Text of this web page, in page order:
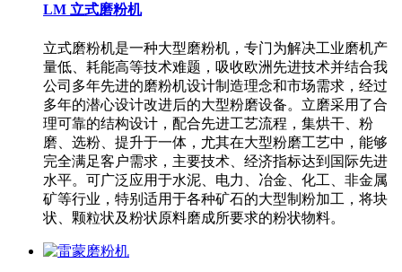
LM 立式磨粉机
立式磨粉机是一种大型磨粉机，专门为解决工业磨机产
量低、耗能高等技术难题，吸收欧洲先进技术并结合我
公司多年先进的磨粉机设计制造理念和市场需求，经过
多年的潜心设计改进后的大型粉磨设备。立磨采用了合
理可靠的结构设计，配合先进工艺流程，集烘干、粉
磨、选粉、提升于一体，尤其在大型粉磨工艺中，能够
完全满足客户需求，主要技术、经济指标达到国际先进
水平。可广泛应用于水泥、电力、冶金、化工、非金属
矿等行业，特别适用于各种矿石的大型制粉加工，将块
状、颗粒状及粉状原料磨成所要求的粉状物料。